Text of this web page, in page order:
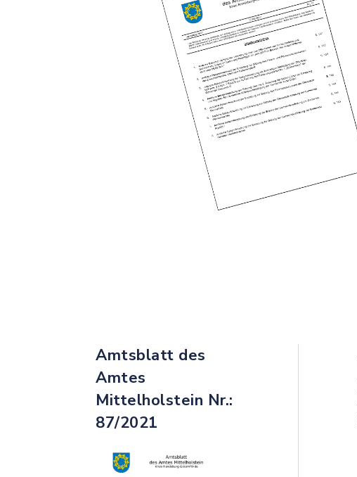
Amtsblatt des
Amtes
Mittelholstein Nr.:
87/2021